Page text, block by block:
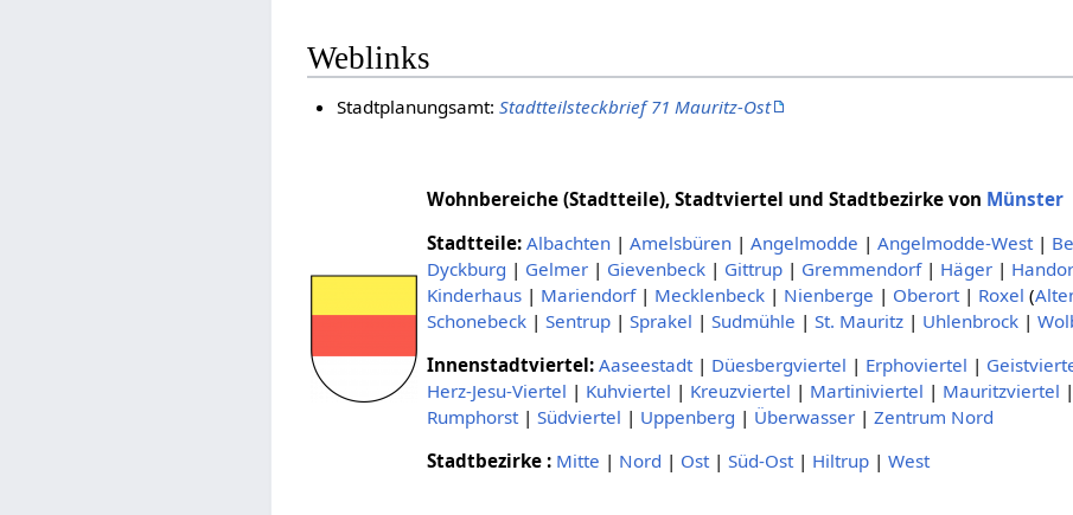
Weblinks
Stadtplanungsamt: Stadtteilsteckbrief 71 Mauritz-Ost
Wohnbereiche (Stadtteile), Stadtviertel und Stadtbezirke von Münster
Stadtteile: Albachten |Amelsbüren |Angelmodde |Angelmodde-West |
Dyckburg | Gelmer | Gievenbeck | Gittrup | Gremmendorf| Häger |
Kinderhaus | Mariendorf| Mecklenbeck | Nienberge | Oberort | Roxel (
Schonebeck |Sentrup |Sprakel |Sudmühle |St. Mauritz | Uhlenbrock |
Innenstadtviertel: Aaseestadt| Düesbergviertel | Erphoviertel |
Herz-Jesu-Viertel | Kuhviertel | Kreuzviertel | Martiniviertel | Mauritzviertel |
Rumphorst|Südviertel | Uppenberg | Überwasser |Zentrum Nord
Stadtbezirke : Mitte | Nord | Ost|Süd-Ost| Hiltrup |West